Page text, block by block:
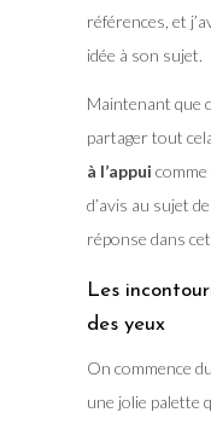
références, et
idée à son sujet.
Maintenant que
partager tout
à l’appui
d’avis au sujet
réponse dans
Les
des yeux
On commence
une jolie palette